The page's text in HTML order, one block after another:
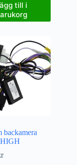
till i
backamera